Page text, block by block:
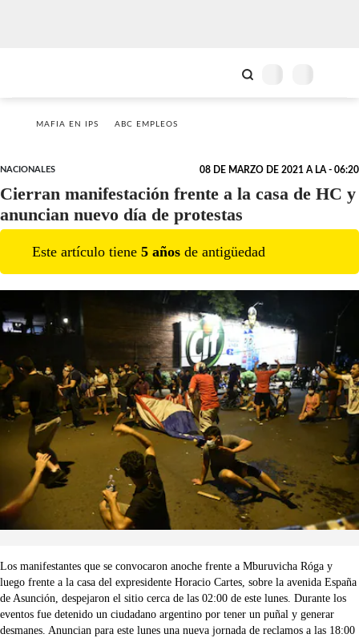
MAFIA EN IPS ABC EMPLEOS
NACIONALES 08 DE MARZO DE 2021 A LA - 06:20
Cierran manifestación frente a la casa de HC y
anuncian nuevo día de protestas
Este artículo tiene 5 años de antigüedad
Los manifestantes que se convocaron anoche frente a Mburuvicha Róga y
luego frente a la casa del expresidente Horacio Cartes, sobre la avenida España
de Asunción, despejaron el sitio cerca de las 02:00 de este lunes. Durante los
eventos fue detenido un ciudadano argentino por tener un puñal y generar
desmanes. Anuncian para este lunes una nueva jornada de reclamos a las 18:00